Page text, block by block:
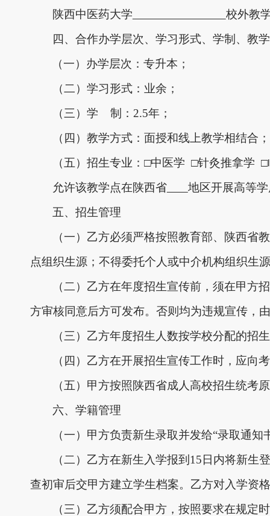
陕西中医药大学
校外教
四、合作办学层次、学习形式、学制、教
（一）办学层次：专升本；
（二）学习形式：业余；
（三）学
制： 2.5年；
（四）教学方式：面授和线上教学相结合；
（五）招生专业： □中医学 □针灸推拿学
允许该教学点在陕西省
地区开展高等
五、招生管理
（一）乙方必须严格按照教育部、陕西
点组织生源；不得委托个人或中介机构组织生
（二）乙方在年度招生宣传前，须在甲
方审核同意后方可发布。否则均为违规宣传，
（三）乙方年度招生人数按学校分配的招
（四）乙方在开展招生宣传工作时，应
（五）甲方按照陕西省成人高校招生统考
六、学籍管理
（一）甲方负责新生录取并发给“录取通知
（二）乙方在新生入学报到 15日内将新生
查初审后交甲方建立学生档案。乙方对入学资
（三）乙方须配合甲方，按照要求在规定